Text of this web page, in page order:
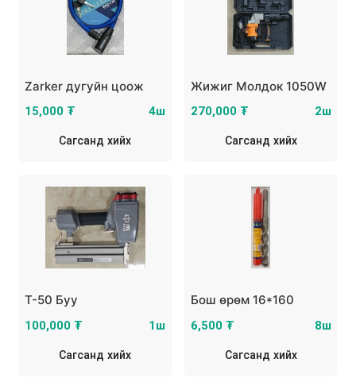
Zarker дугуйн цоож
15,000 ₮ 4ш
Сагсанд хийх
Жижиг Молдок 1050W
270,000 ₮ 2ш
Сагсанд хийх
Т-50 Буу
100,000 ₮ 1ш
Сагсанд хийх
Бош өрөм 16*160
6,500 ₮ 8ш
Сагсанд хийх